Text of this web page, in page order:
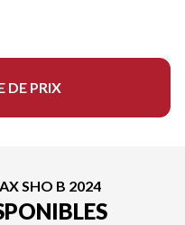
DE PRIX
SHO B 2024